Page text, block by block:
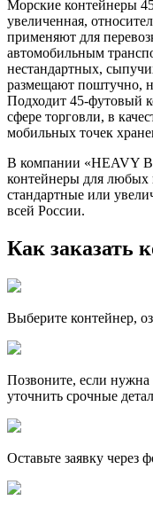
Морские контейнеры
увеличенная,
применяют для
автомобильным
нестандартных,
размещают поштучно,
Подходит 45-футовый
сфере торговли, в
мобильных точек
В компании «HEAVY
контейнеры для любых
стандартные или
всей России.
Как заказать
Выберите контейнер,
Позвоните, если
уточнить срочные
Оставьте заявку через